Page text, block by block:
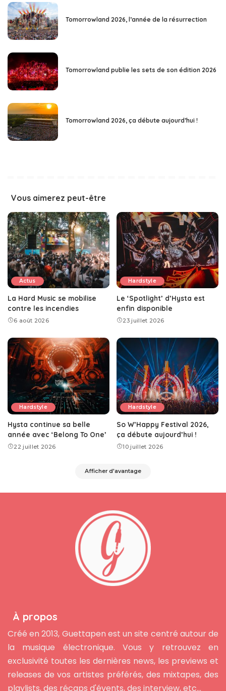
Tomorrowland 2026, l’année de la résurrection
Tomorrowland publie les sets de son édition 2026
Tomorrowland 2026, ça débute aujourd’hui !
Vous aimerez peut-être
Actus
La Hard Music se mobilise
contre les incendies
6 août 2026
Hardstyle
Le ‘Spotlight’ d’Hysta est
enfin disponible
23 juillet 2026
Hardstyle
Hysta continue sa belle
année avec ‘Belong To One’
22 juillet 2026
Hardstyle
So W’Happy Festival 2026,
ça débute aujourd’hui !
10 juillet 2026
Afficher d'avantage
À propos
Créé en 2013, Guettapen est un site centré autour de
la musique électronique. Vous y retrouvez en
exclusivité toutes les dernières news, les previews et
releases de vos artistes préférés, des mixtapes, des
playlists, des récaps d'évents, des interview, etc...